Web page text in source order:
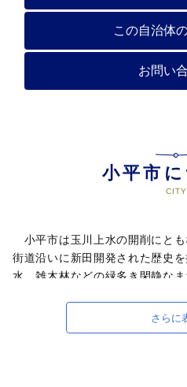
この自治体
お問い
小平市
小平市は玉川上水の開削にと
街道沿いに新田開発された歴史
水、雑木林などの緑多き閑静な
し、市民が地域に誇り・愛着を
と、新たに「小平市に住んでみ
さらに